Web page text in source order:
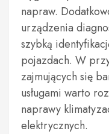
napraw.
urządzenia
szybką
pojazdach. W
zajmujących się
usługami warto
naprawy
elektrycznych.